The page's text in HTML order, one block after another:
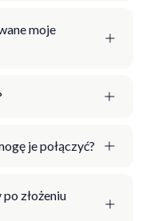
moje
je połączyć?
złożeniu